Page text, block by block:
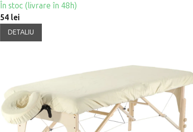
În stoc (livrare în 48h)
54 lei
DETALIU